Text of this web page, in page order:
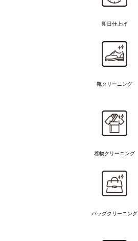
即日仕上げ
靴クリーニング
着物クリーニング
バッグクリーニング